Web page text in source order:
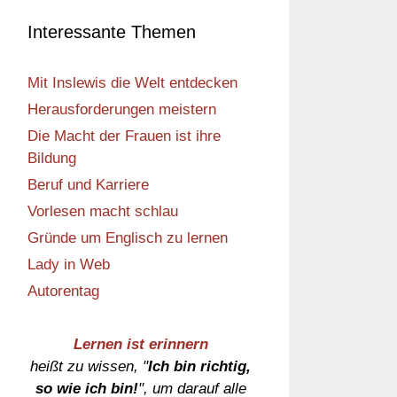
Interessante Themen
Mit Inslewis die Welt entdecken
Herausforderungen meistern
Die Macht der Frauen ist ihre
Bildung
Beruf und Karriere
Vorlesen macht schlau
Gründe um Englisch zu lernen
Lady in Web
Autorentag
Lernen ist erinnern
heißt zu wissen, "Ich bin richtig,
so wie ich bin!", um darauf alle